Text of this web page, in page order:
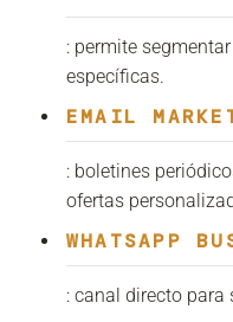
: permite
específicas.
EMAIL
: boletines
ofertas
WHATSAPP
: canal directo para